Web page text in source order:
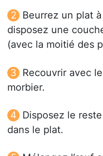
Beurrez un plat
disposez une
(avec la moitié des
Recouvrir avec
morbier.
Disposez le
dans le plat.